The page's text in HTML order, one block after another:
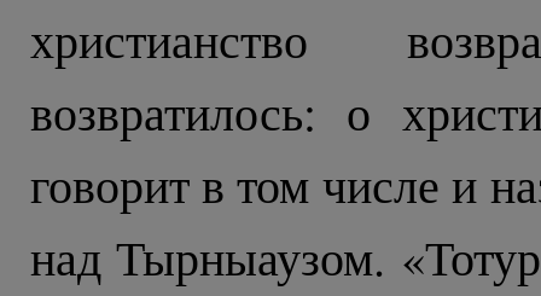
христианство
возвратилось: о
говорит в том числе и
над Тырныаузом.